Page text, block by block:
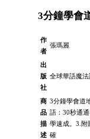
3分鐘學會
作
者
張瑪麗
出
版
社
全球華語魔
商
品
描
述
3分鐘學會道
語：30秒通
學速成。3.附
確